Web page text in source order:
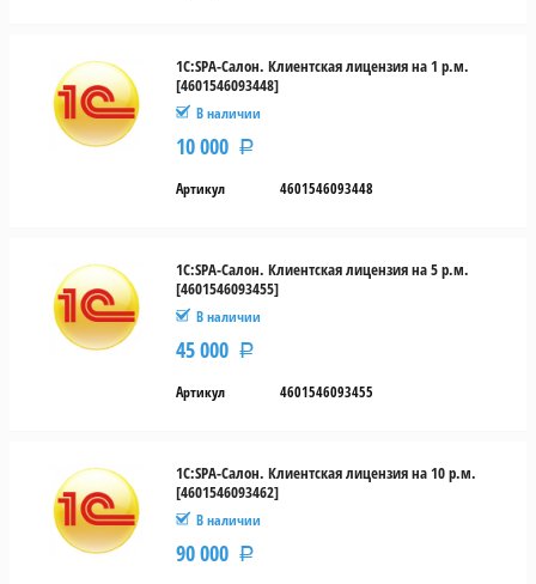
1С:SPA-Салон. Клиентская лицензия на 1 р.м.
[4601546093448]
В наличии
10 000 Р
Артикул 4601546093448
1С:SPA-Салон. Клиентская лицензия на 5 р.м.
[4601546093455]
В наличии
45 000 Р
Артикул 4601546093455
1С:SPA-Салон. Клиентская лицензия на 10 р.м.
[4601546093462]
В наличии
90 000 Р